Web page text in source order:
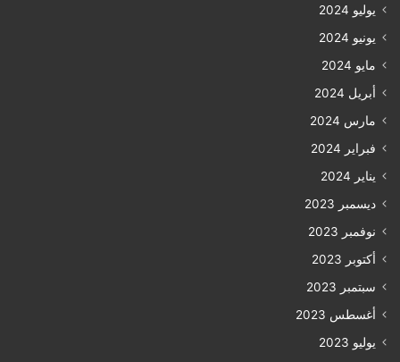
يوليو 2024
يونيو 2024
مايو 2024
أبريل 2024
مارس 2024
فبراير 2024
يناير 2024
ديسمبر 2023
نوفمبر 2023
أكتوبر 2023
سبتمبر 2023
أغسطس 2023
يوليو 2023